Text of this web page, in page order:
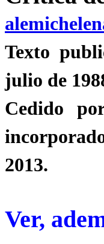
Texto
julio de
Cedido
2013.
Ver,